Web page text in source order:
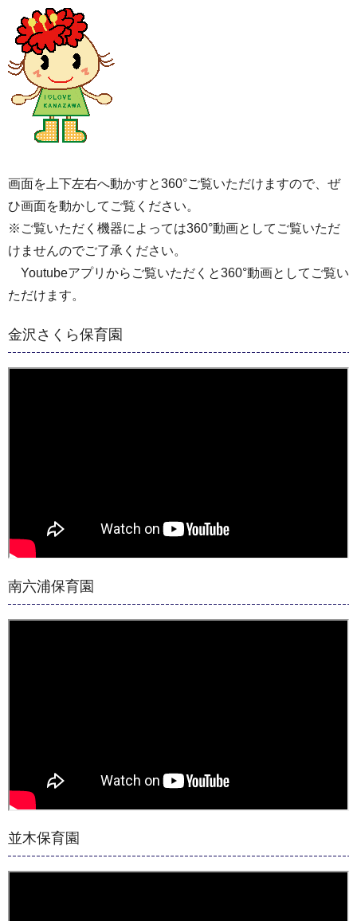
画面を上下左右へ動かすと360°ご覧いただけますので、ぜ
ひ画面を動かしてご覧ください。
※ご覧いただく機器によっては360°動画としてご覧いただ
けませんのでご了承ください。
Youtubeアプリからご覧いただくと360°動画としてご覧い
ただけます。
金沢さくら保育園
南六浦保育園
並木保育園